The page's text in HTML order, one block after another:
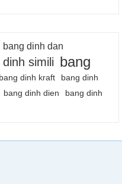
bang dinh dan
dinh simili bang
bang dinh kraft
bang dinh
bang dinh dien
bang dinh